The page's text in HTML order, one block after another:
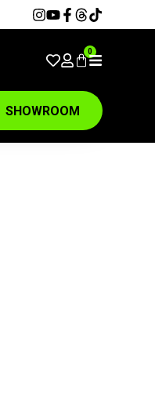
0
SHOWROOM